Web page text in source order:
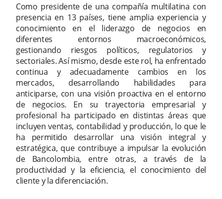
Como presidente de una compañía multilatina con
presencia en 13 países, tiene amplia experiencia y
conocimiento en el liderazgo de negocios en
diferentes entornos macroeconómicos,
gestionando riesgos políticos, regulatorios y
sectoriales. Así mismo, desde este rol, ha enfrentado
continua y adecuadamente cambios en los
mercados, desarrollando habilidades para
anticiparse, con una visión proactiva en el entorno
de negocios. En su trayectoria empresarial y
profesional ha participado en distintas áreas que
incluyen ventas, contabilidad y producción, lo que le
ha permitido desarrollar una visión integral y
estratégica, que contribuye a impulsar la evolución
de Bancolombia, entre otras, a través de la
productividad y la eficiencia, el conocimiento del
cliente y la diferenciación.